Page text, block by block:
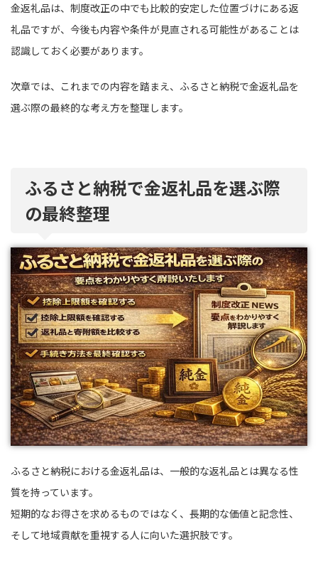
金返礼品は、制度改正の中でも比較的安定した位置づけにある返
礼品ですが、今後も内容や条件が見直される可能性があることは
認識しておく必要があります。
次章では、これまでの内容を踏まえ、ふるさと納税で金返礼品を
選ぶ際の最終的な考え方を整理します。
ふるさと納税で金返礼品を選ぶ際
の最終整理
ふるさと納税における金返礼品は、一般的な返礼品とは異なる性
質を持っています。
短期的なお得さを求めるものではなく、長期的な価値と記念性、
そして地域貢献を重視する人に向いた選択肢です。